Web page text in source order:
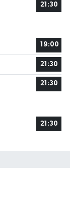
21:30
19:00
21:30
21:30
21:30